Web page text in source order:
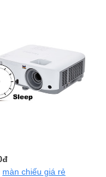
màn chiếu giá rẻ